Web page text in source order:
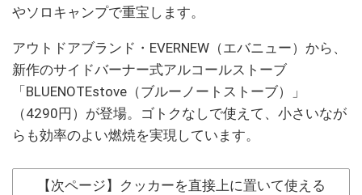
やソロキャンプで重宝します。
アウトドアブランド・EVERNEW（エバニュー）から、
新作のサイドバーナー式アルコールストーブ
「BLUENOTEstove（ブルーノートストーブ）」
（4290円）が登場。ゴトクなしで使えて、小さいなが
らも効率のよい燃焼を実現しています。
【次ページ】クッカーを直接上に置いて使える